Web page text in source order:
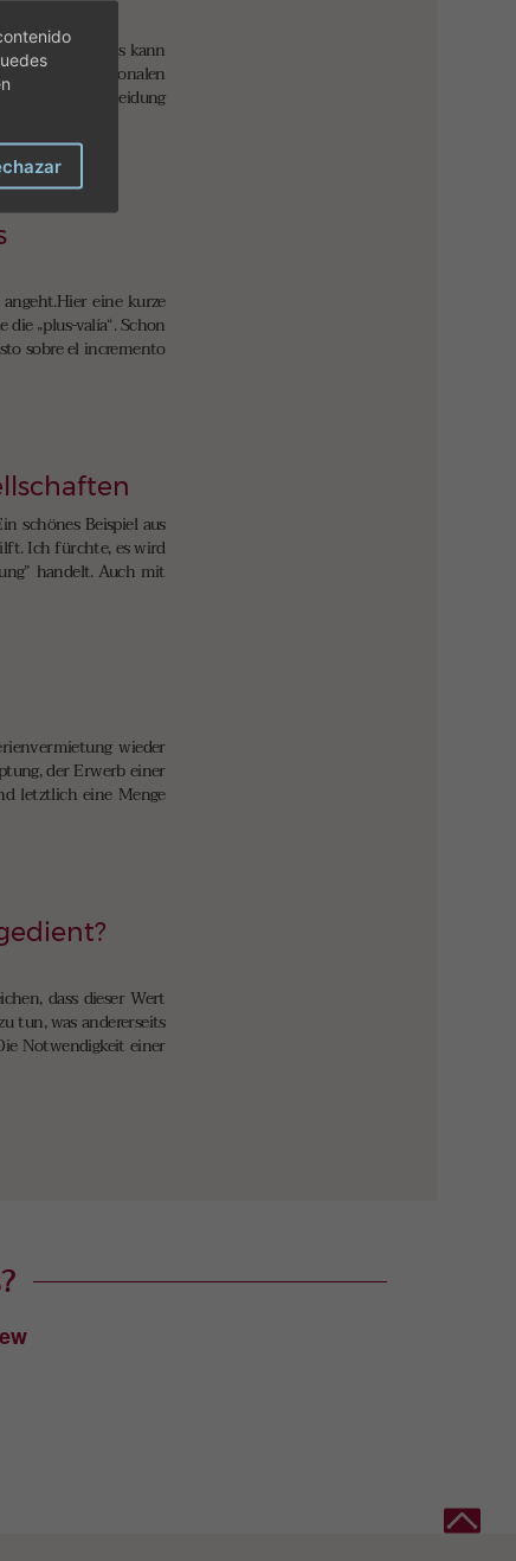
einzusetzen. Es kann
von allen rationalen
Entscheidung
eine kurze
„plus-valía“. Schon
sobre el incremento
schönes Beispiel aus
Ich fürchte, es wird
handelt. Auch mit
wieder
der Erwerb einer
letztlich eine Menge
dass dieser Wert
tun, was andererseits
Notwendigkeit einer